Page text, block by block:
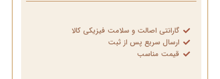
گارانتی اصالت و سلامت فیزیکی کالا
ارسال سریع پس از ثبت
قیمت مناسب